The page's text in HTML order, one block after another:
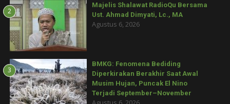
2
Majelis Shalawat RadioQu Bersama
Ust. Ahmad Dimyati, Lc., MA
Agustus 6, 2026
3
BMKG: Fenomena Bediding
Diperkirakan Berakhir Saat Awal
Musim Hujan, Puncak El Nino
Terjadi September–November